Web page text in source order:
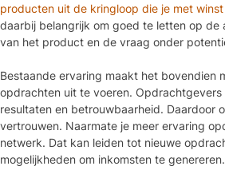
producten uit de kringloop die je met
daarbij belangrijk om goed te letten op de
van het product en de vraag onder
Bestaande ervaring maakt het bovendien
opdrachten uit te voeren. Opdrachtgevers
resultaten en betrouwbaarheid. Daardoor
vertrouwen. Naarmate je meer ervaring
netwerk. Dat kan leiden tot nieuwe
mogelijkheden om inkomsten te genereren.